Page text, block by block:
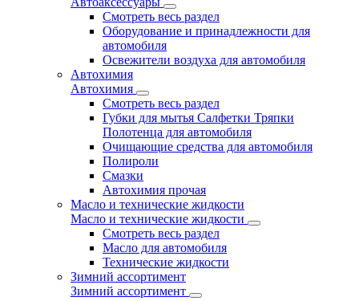
Смотреть весь раздел
Оборудование и принадлежности для
автомобиля
Освежители воздуха для автомобиля
Автохимия
Автохимия
Смотреть весь раздел
Губки для мытья Салфетки Тряпки
Полотенца для автомобиля
Очищающие средства для автомобиля
Полироли
Смазки
Автохимия прочая
Масло и технические жидкости
Масло и технические жидкости
Смотреть весь раздел
Масло для автомобиля
Технические жидкости
Зимний ассортимент
Зимний ассортимент